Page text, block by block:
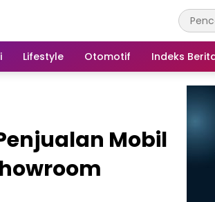
Lifestyle Otomotif Indeks
Mobil